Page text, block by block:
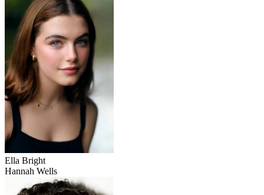
Ella Bright
Hannah Wells